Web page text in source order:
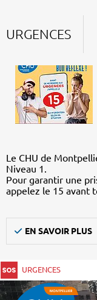
URGENCES
Le CHU de
Niveau 1.
Pour garantir une
appelez le 15 avant
EN SAVOIR PLUS
URGENCES